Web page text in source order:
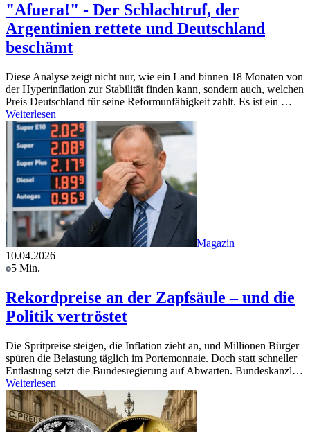
"Afuera!" - Der Schlachtruf, der
Argentinien rettete und Deutschland
beschämt
Diese Analyse zeigt nicht nur, wie ein Land binnen 18 Monaten von
der Hyperinflation zur Stabilität finden kann, sondern auch, welchen
Preis Deutschland für seine Reformunfähigkeit zahlt. Es ist ein …
Weiterlesen
Magazin
10.04.2026
5 Min.
Rekordpreise an der Zapfsäule – und die
Politik vertröstet
Die Spritpreise steigen, die Inflation zieht an, und Millionen Bürger
spüren die Belastung täglich im Portemonnaie. Doch statt schneller
Entlastung setzt die Bundesregierung auf Abwarten. Bundeskanzl…
Weiterlesen